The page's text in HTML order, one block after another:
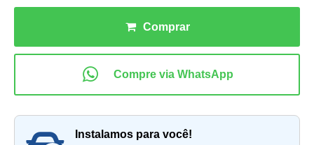
instalamos para você!